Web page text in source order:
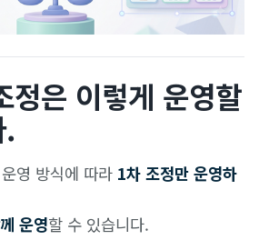
정은 이렇게 운영할
.
영 방식에 따라 1차 조정만 운영하
운영할 수 있습니다.